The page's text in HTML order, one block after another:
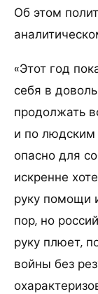
Об этом
«Этот год
себя в
продолжать
и по людским
опасно для
искренне
руку помощи
пор, но
руку плюет,
войны без